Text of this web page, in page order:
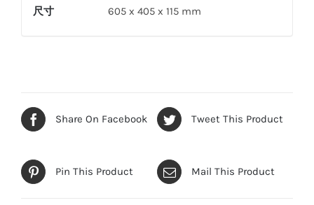
尺寸 605 x 405 x 115 mm
Share On Facebook Tweet This Product
Pin This Product Mail This Product